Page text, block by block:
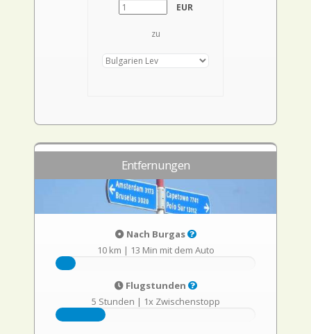
EUR
zu
Entfernungen
Nach Burgas
10 km | 13 Min mit dem Auto
Flugstunden
5 Stunden | 1x Zwischenstopp